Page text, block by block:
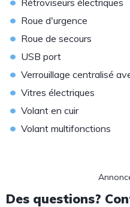
Rétroviseurs électriques
• Roue d'urgence
• Roue de secours
• USB port
• Verrouillage centralisé
• Vitres électriques
• Volant en cuir
• Volant multifonctions
Des questions?